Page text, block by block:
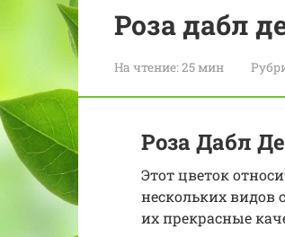
Роза дабл
На чтение:25 мин
Роза Дабл
Этот цветок
нескольких видов
их прекрасные